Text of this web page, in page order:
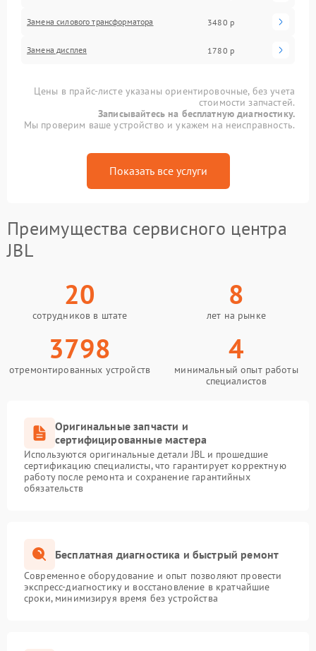
Замена силового трансформатора 3480 р
Замена дисплея 1780 р
Цены в прайс-листе указаны ориентировочные, без учета
стоимости запчастей.
Записывайтесь на бесплатную диагностику.
Мы проверим ваше устройство и укажем на неисправность.
Показать все услуги
Преимущества сервисного центра
JBL
20
сотрудников в штате
8
лет на рынке
3798
отремонтированных устройств
4
минимальный опыт работы
специалистов
Оригинальные запчасти и
сертифицированные мастера
Используются оригинальные детали JBL и прошедшие
сертификацию специалисты, что гарантирует корректную
работу после ремонта и сохранение гарантийных
обязательств
Бесплатная диагностика и быстрый ремонт
Современное оборудование и опыт позволяют провести
экспресс-диагностику и восстановление в кратчайшие
сроки, минимизируя время без устройства